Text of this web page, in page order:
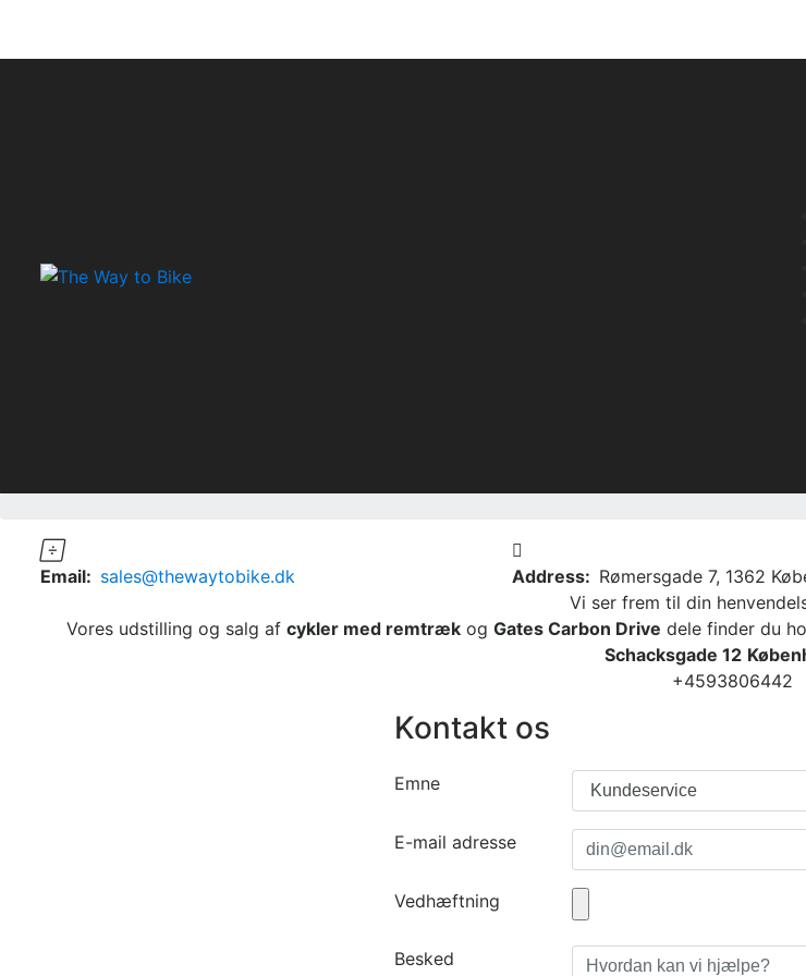

Email: sales@thewaytobike.dk

Address: Rømersgade 7, 1362
Vi ser frem til din
Vores udstilling og salg af cykler med remtrækog Gates Carbon Drive dele finder du
Schacksgade 12
+4593806442
Kontakt os
Emne
E-mail adresse
Vedhæftning
Besked